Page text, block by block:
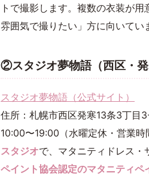
トで撮影します。複数の衣装が
雰囲気で撮りたい」方に向いてい
②スタジオ夢物語（西区・発
スタジオ夢物語（公式サイト）
住所：札幌市西区発寒13条3丁目
10:00〜19:00（水曜定休・営業時
スタジオで、マタニティドレス・
ペイント協会認定のマタニティペ